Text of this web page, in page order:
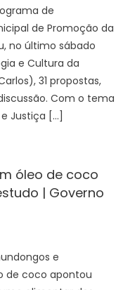
de
de Promoção da
no último sábado
e Cultura da
31 propostas,
Com o tema
Justiça […]
óleo de coco
| Governo
e
de coco apontou